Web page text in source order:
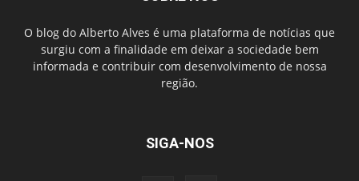
O blog do Alberto Alves é uma plataforma de notícias que
surgiu com a finalidade em deixar a sociedade bem
informada e contribuir com desenvolvimento de nossa
região.
SIGA-NOS